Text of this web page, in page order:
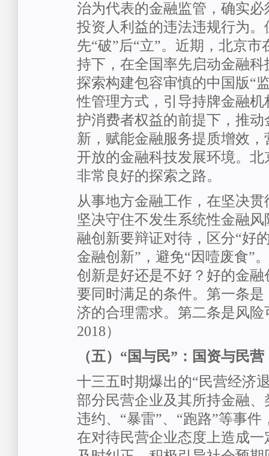
治为代表的金融监管，确实
投资人利益的违法违规行为。
先“破”后“立”。近期，北京
持下，在全国率先启动金融
探索构建包容审慎的中国版“
性管理方式，引导持牌金融
护消费者权益的前提下，推
新，赋能金融服务提质增效
开放的金融科技发展环境。
非常良好的探索之路。
从事地方金融工作，在坚决
坚决守住不发生系统性金融
融创新要辩证对待，区分“好
金融创新”，避免“因噎废食”
创新是好还是不好？好的金
要同时满足的条件。第一条
济的合理需求。第二条是风
2018）
（五）“国与民”：国资与民营
十三五时期爆出的“民营经济
部分民营企业及其所持金融
违约、“暴雷”、“跑路”等事
在对待民营企业态度上造成